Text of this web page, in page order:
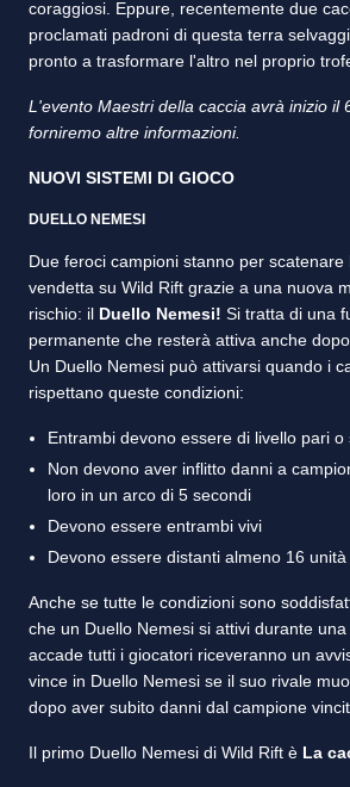
coraggiosi. Eppure, recentemente due
proclamati padroni di questa terra
pronto a trasformare l'altro nel proprio
L'evento Maestri della caccia avrà inizio il
forniremo altre informazioni.
NUOVI SISTEMI DI GIOCO
DUELLO NEMESI
Due feroci campioni stanno per scatenare
vendetta su Wild Rift grazie a una nuova
rischio: il Duello Nemesi! Si tratta di una
permanente che resterà attiva anche
Un Duello Nemesi può attivarsi quando i
rispettano queste condizioni:
Entrambi devono essere di livello pari o
Non devono aver inflitto danni a
loro in un arco di 5 secondi
Devono essere entrambi vivi
Devono essere distanti almeno 16 unità
Anche se tutte le condizioni sono
che un Duello Nemesi si attivi durante
accade tutti i giocatori riceveranno un
vince in Duello Nemesi se il suo rivale
dopo aver subito danni dal campione
Il primo Duello Nemesi di Wild Rift è La